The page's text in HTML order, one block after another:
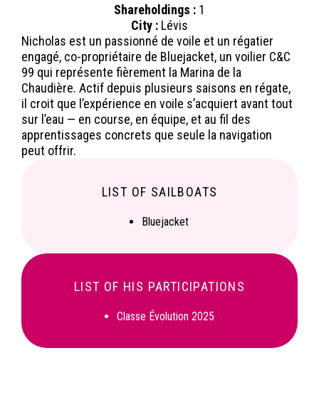
Shareholdings : 1
City : Lévis
Nicholas est un passionné de voile et un régatier
engagé, co-propriétaire de Bluejacket, un voilier C&C
99 qui représente fièrement la Marina de la
Chaudière. Actif depuis plusieurs saisons en régate,
il croit que l’expérience en voile s’acquiert avant tout
sur l’eau — en course, en équipe, et au fil des
apprentissages concrets que seule la navigation
peut offrir.
LIST OF SAILBOATS
Bluejacket
LIST OF HIS PARTICIPATIONS
Classe Évolution 2025